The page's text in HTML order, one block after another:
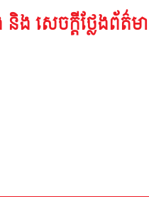
សេចក្តីថ្លែងព័ត៌ម